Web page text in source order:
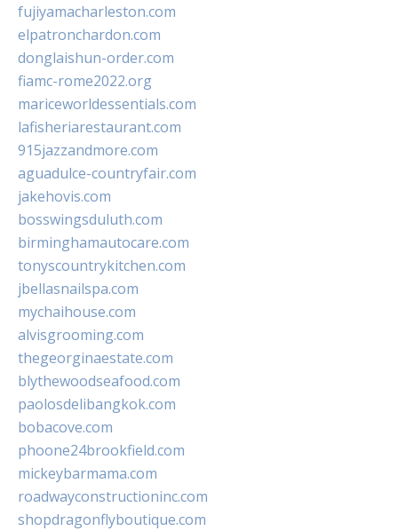
fujiyamacharleston.com
elpatronchardon.com
donglaishun-order.com
fiamc-rome2022.org
mariceworldessentials.com
lafisheriarestaurant.com
915jazzandmore.com
aguadulce-countryfair.com
jakehovis.com
bosswingsduluth.com
birminghamautocare.com
tonyscountrykitchen.com
jbellasnailspa.com
mychaihouse.com
alvisgrooming.com
thegeorginaestate.com
blythewoodseafood.com
paolosdelibangkok.com
bobacove.com
phoone24brookfield.com
mickeybarmama.com
roadwayconstructioninc.com
shopdragonflyboutique.com